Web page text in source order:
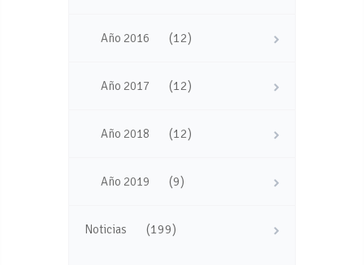
Año 2016 (12)
Año 2017 (12)
Año 2018 (12)
Año 2019 (9)
Noticias (199)